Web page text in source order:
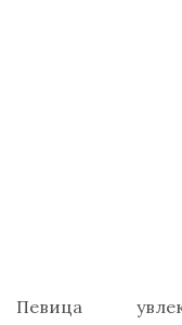
Певица